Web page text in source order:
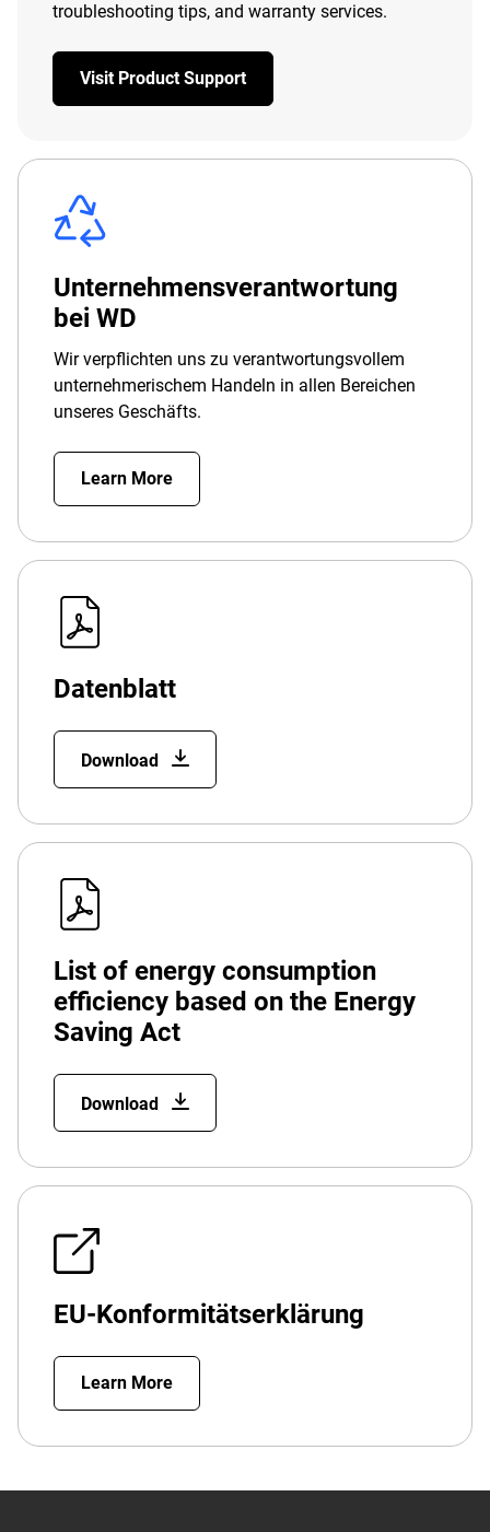
troubleshooting tips, and warranty services.
Visit Product Support
Unternehmensverantwortung
bei WD
Wir verpflichten uns zu verantwortungsvollem
unternehmerischem Handeln in allen Bereichen
unseres Geschäfts.
Learn More
Datenblatt
Download
List of energy consumption
efficiency based on the Energy
Saving Act
Download
EU-Konformitätserklärung
Learn More